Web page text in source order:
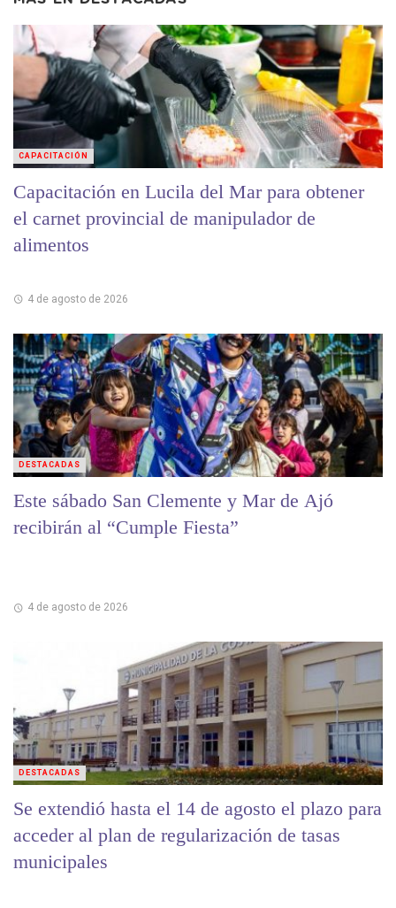
Capacitación en Lucila del Mar para obtener
el carnet provincial de manipulador de
alimentos
4 de agosto de 2026
CAPACITACIÓN
Este sábado San Clemente y Mar de Ajó
recibirán al “Cumple Fiesta”
4 de agosto de 2026
DESTACADAS
Se extendió hasta el 14 de agosto el plazo para
acceder al plan de regularización de tasas
municipales
DESTACADAS